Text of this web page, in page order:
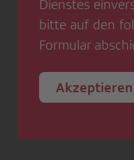
Dienstes
bitte auf den
Formular
Akzeptieren